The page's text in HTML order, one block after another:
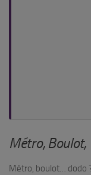
Métro, Boulot,
Métro, boulot… dodo